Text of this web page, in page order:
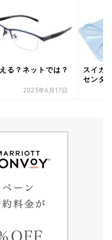
る？ネットでは？
2023年6月17日
スイカ
センタ